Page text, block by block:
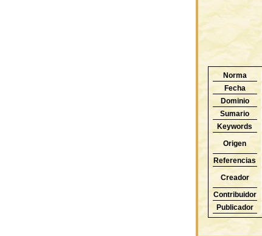
Norma
Fecha
Dominio
Sumario
Keywords
Origen
Referencias
Creador
Contribuidor
Publicador